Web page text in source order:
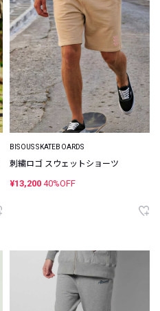
BISOUS SKATEBOARDS
刺繍ロゴ スウェットショーツ
¥13,200 40%OFF